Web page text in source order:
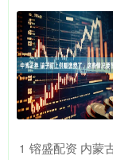
1 镕盛配资 内蒙